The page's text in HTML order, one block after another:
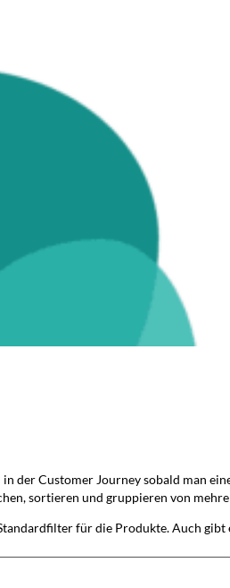
der Customer Journey sobald man
sortieren und gruppieren von
für die Produkte. Auch